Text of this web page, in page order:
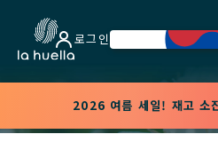
로그인
2026 여름 세일! 재고 소